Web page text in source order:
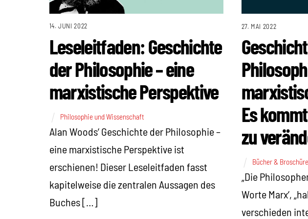
14. JUNI 2022
Leseleitfaden: Geschichte
der Philosophie – eine
marxistische Perspektive
Philosophie und Wissenschaft
Alan Woods‘ Geschichte der Philosophie –
eine marxistische Perspektive ist
erschienen! Dieser Leseleitfaden fasst
kapitelweise die zentralen Aussagen des
Buches […]
27. MAI 2022
Es
zu
Bücher &
„Die
Worte Marx‘,
verschieden